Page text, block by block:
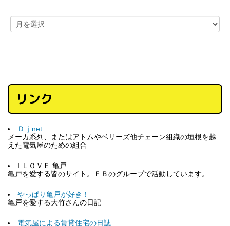
リンク
Ｄｊnet
メーカ系列、またはアトムやベリーズ他チェーン組織の垣根を越
えた電気屋のための組合
I ＬＯＶＥ 亀戸
亀戸を愛する皆のサイト。ＦＢのグループで活動しています。
やっぱり亀戸が好き！
亀戸を愛する大竹さんの日記
電気屋による賃貸住宅の日誌